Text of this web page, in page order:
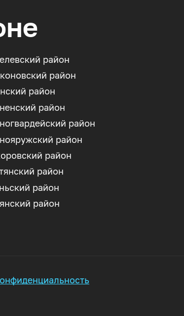
район
район
район
район
район
район
район
район
район
район